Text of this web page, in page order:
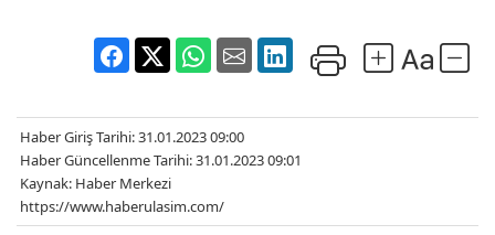
Haber Giriş Tarihi: 31.01.2023 09:00
Haber Güncellenme Tarihi: 31.01.2023 09:01
Kaynak: Haber Merkezi
https://www.haberulasim.com/